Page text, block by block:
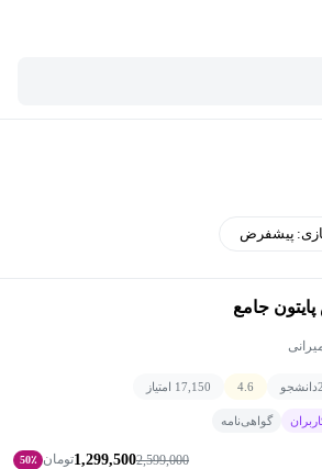
پیشفرض
جامع
دانشجو 4.6 17,150 امتیاز
گواهی‌نامه
2,599,000
1,299,500تومان 50٪